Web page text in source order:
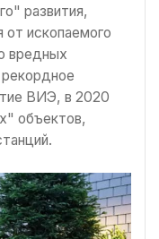
развития,
от ископаемого
вредных
ВИЭ, в 2020
объектов,